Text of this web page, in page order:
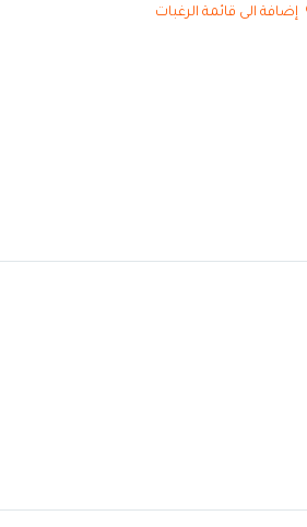
إضافة الى قائمة الرغبات